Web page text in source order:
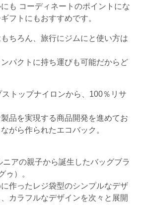
も コーディネートのポイントにな
フトにもおすすめです。
ちろん、旅行にジムにと使い方は
パクトに持ち運びも可能だからど
トップナイロンから、100％リサ
品を実現する商品開発を進めてお
がら作られたエコバック。
アの親子から誕生したバッグブラ
ゥ）。
作ったレジ袋型のシンプルなデザ
カラフルなデザインを次々と展開